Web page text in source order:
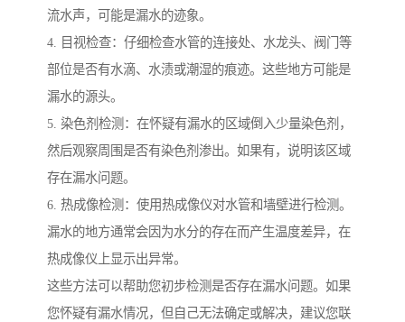
流水声，可能是漏水的迹象。
4. 目视检查：仔细检查水管的连接处、水龙头、阀门等
部位是否有水滴、水渍或潮湿的痕迹。这些地方可能是
漏水的源头。
5. 染色剂检测：在怀疑有漏水的区域倒入少量染色剂，
然后观察周围是否有染色剂渗出。如果有，说明该区域
存在漏水问题。
6. 热成像检测：使用热成像仪对水管和墙壁进行检测。
漏水的地方通常会因为水分的存在而产生温度差异，在
热成像仪上显示出异常。
这些方法可以帮助您初步检测是否存在漏水问题。如果
您怀疑有漏水情况，但自己无法确定或解决，建议您联